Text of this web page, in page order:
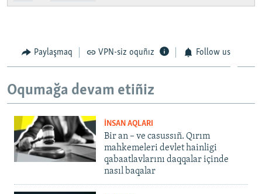
Paylaşmaq VPN-siz oquñız Follow us
Oqumağa devam etiñiz
İNSAN AQLARI
Bir an – ve casussıñ. Qırım
mahkemeleri devlet hainligi
qabaatlavlarını daqqalar içinde
nasıl baqalar